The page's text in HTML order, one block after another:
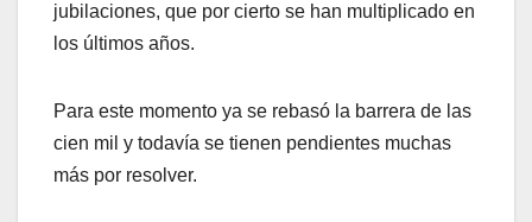
jubilaciones, que por cierto se han multiplicado en
los últimos años.
Para este momento ya se rebasó la barrera de las
cien mil y todavía se tienen pendientes muchas
más por resolver.